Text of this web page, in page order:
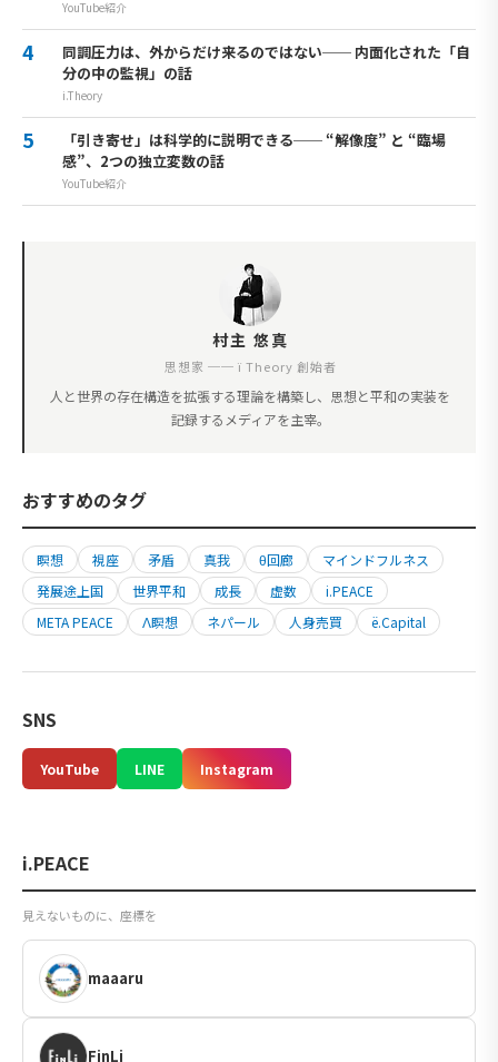
YouTube紹介
同調圧力は、外からだけ来るのではない── 内面化された「自
分の中の監視」の話
i.Theory
「引き寄せ」は科学的に説明できる── “解像度” と “臨場
感”、2つの独立変数の話
YouTube紹介
村主 悠真
思想家 ── ï Theory 創始者
人と世界の存在構造を拡張する理論を構築し、思想と平和の実装を
記録するメディアを主宰。
おすすめのタグ
瞑想 視座 矛盾 真我 θ回廊
マインドフルネス
発展途上国
世界平和 成長 虚数
i.PEACE
META PEACE
Λ瞑想 ネパール 人身売買 ë.Capital
SNS
YouTube LINE Instagram
i.PEACE
見えないものに、座標を
maaaru
FinLi